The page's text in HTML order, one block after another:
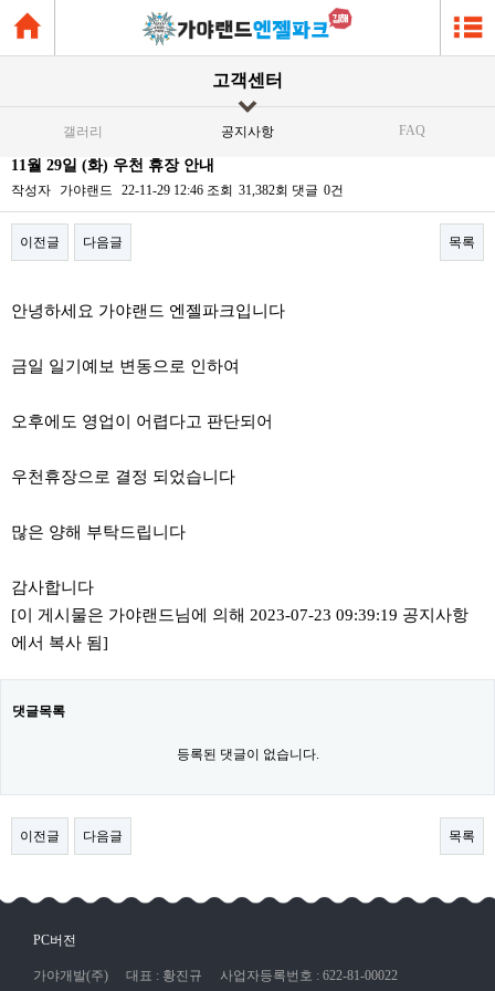
고객센터
갤러리 공지사항 FAQ
11월 29일 (화) 우천 휴장 안내
작성자 가야랜드 22-11-29 12:46 조회 31,382회 댓글 0건
이전글 다음글 목록
안녕하세요 가야랜드 엔젤파크입니다
금일 일기예보 변동으로 인하여
오후에도 영업이 어렵다고 판단되어
우천휴장으로 결정 되었습니다
많은 양해 부탁드립니다
감사합니다
[이 게시물은 가야랜드님에 의해 2023-07-23 09:39:19 공지사항
에서 복사 됨]
댓글목록
등록된 댓글이 없습니다.
이전글 다음글 목록
PC버전
가야개발(주) 대표 : 황진규 사업자등록번호 : 622-81-00022